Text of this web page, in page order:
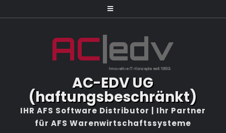
to
AC-EDV UG
(haftungsbeschränkt)